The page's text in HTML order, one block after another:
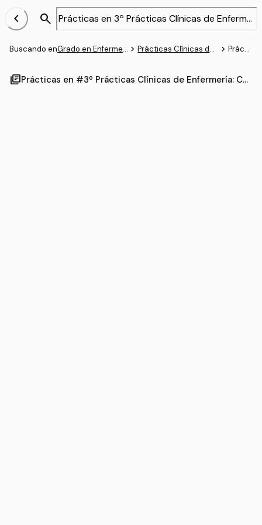
chevron_left search
Buscando en Grado en Enfermería (UCM) navigate_next Prácticas Clínicas de Enfermería: Cuidados Intermedios navigate_next Prácticas
library_booksPrácticas en #3º Prácticas Clínicas de Enfermería: Cui